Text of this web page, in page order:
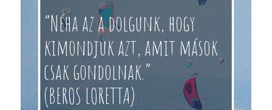
“Néha az a dolgunk, hogy
kimondjuk azt, amit mások
csak gondolnak.”
(BEROS LORETTA)